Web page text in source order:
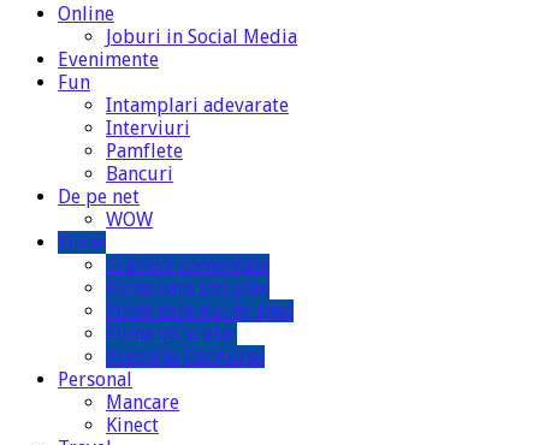
Online
Joburi in Social Media
Evenimente
Fun
Intamplari adevarate
Interviuri
Pamflete
Bancuri
De pe net
WOW
Filme
Trailere comentate
Filme care imi plac
Filme care nu-mi plac
Filme ok si atat
Premiile OscAuras
Personal
Mancare
Kinect